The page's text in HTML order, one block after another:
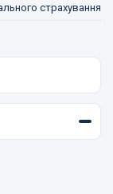
страхування